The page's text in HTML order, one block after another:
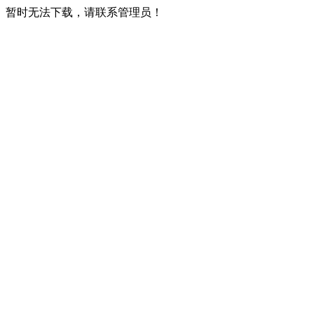
暂时无法下载，请联系管理员！